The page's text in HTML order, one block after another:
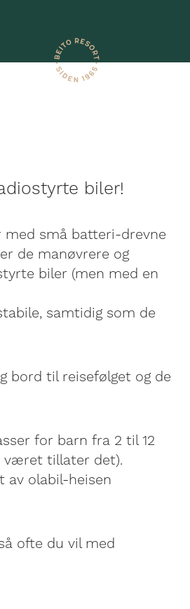
biler!
med små batteri-drevne
de manøvrere og
biler (men med en
samtidig som de
bord til reisefølget og de
for barn fra 2 til 12
været tillater det).
av olabil-heisen
ofte du vil med